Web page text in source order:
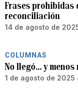
Frases prohibidas
reconciliación
14 de agosto de
COLUMNAS
No llegó… y menos
1 de agosto de 2025